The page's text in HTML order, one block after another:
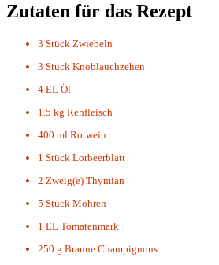
Zutaten für das Rezept
3 Stück Zwiebeln
3 Stück Knoblauchzehen
4 EL Öl
1.5 kg Rehfleisch
400 ml Rotwein
1 Stück Lorbeerblatt
2 Zweig(e) Thymian
5 Stück Möhren
1 EL Tomatenmark
250 g Braune Champignons